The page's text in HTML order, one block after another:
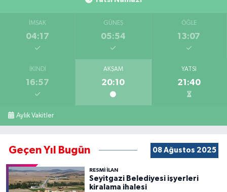
İMSAK
04:17
GÜNEŞ
05:54
ÖĞLE
13:07
İKINDI
16:57
AKŞAM
20:10
YATSI
21:40
Aylık Vakitler
Geçen Yıl Bugün 08 Ağustos 2025
RESMİ İLAN
Seyitgazi Belediyesi işyerleri
kiralama ihalesi